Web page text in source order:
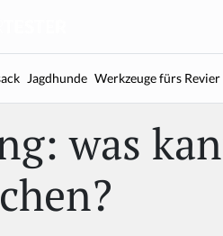
Jagdhunde Werkzeuge fürs Revier
was